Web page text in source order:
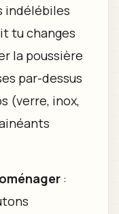
indélébiles
tu changes
la poussière
par-dessus
(verre, inox,
: